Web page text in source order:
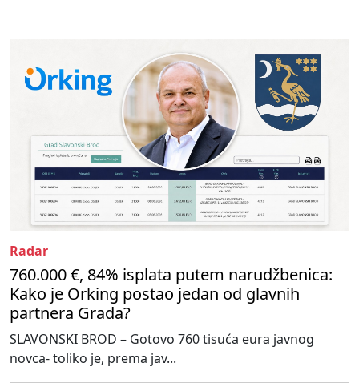
Radar
760.000 €, 84% isplata putem narudžbenica:
Kako je Orking postao jedan od glavnih
partnera Grada?
SLAVONSKI BROD – Gotovo 760 tisuća eura javnog
novca- toliko je, prema jav...